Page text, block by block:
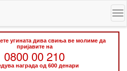
угината дива свиња ве молиме да
пријавите на
0800 00 210
награда од 600 денари